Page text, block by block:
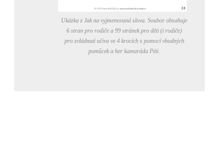
Ukázka z Jak na vyjmenovaná slova. Soubor obsahuje
6 stran pro rodiče a 99 stránek pro děti (i rodiče)
pro zvládnutí učiva ve 4 krocích s pomocí vhodných
pomůcek a her kamaráda Péti.